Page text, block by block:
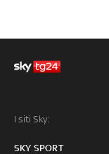
I siti Sky:
SKY SPORT